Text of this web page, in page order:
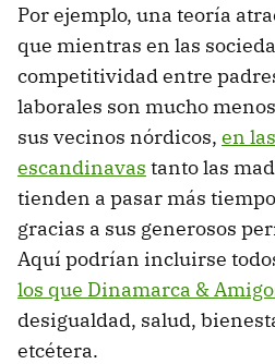
Por ejemplo, una teoría
que mientras en las
competitividad entre
laborales son mucho
sus vecinos nórdicos, en
escandinavas tanto las
tienden a pasar más
gracias a sus generosos
Aquí podrían incluirse
los que Dinamarca &
desigualdad, salud,
etcétera.